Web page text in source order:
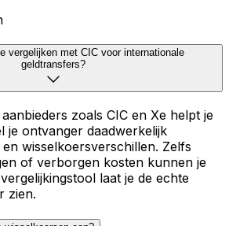
vergelijken met CIC voor internationale
geldtransfers?
zoals CIC en Xe helpt je
je ontvanger daadwerkelijk
wisselkoersverschillen. Zelfs
of verborgen kosten kunnen je
laat je de echte
zien.